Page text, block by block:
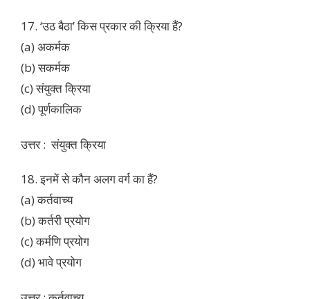
17. ‘उठ बैठा’ किस प्रकार की क्रिया हैं?
(a) अकर्मक
(b) सकर्मक
(c) संयुक्त क्रिया
(d) पूर्णकालिक
उत्तर : संयुक्त क्रिया
18. इनमें से कौन अलग वर्ग का हैं?
(a) कर्तवाच्य
(b) कर्तरी प्रयोग
(c) कर्मणि प्रयोग
(d) भावे प्रयोग